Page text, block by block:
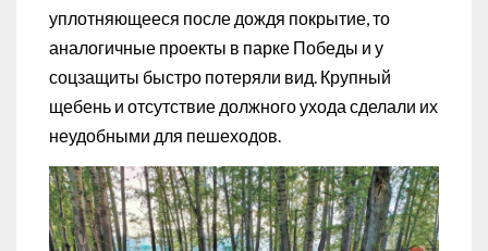
уплотняющееся после дождя покрытие, то
аналогичные проекты в парке Победы и у
соцзащиты быстро потеряли вид. Крупный
щебень и отсутствие должного ухода сделали их
неудобными для пешеходов.